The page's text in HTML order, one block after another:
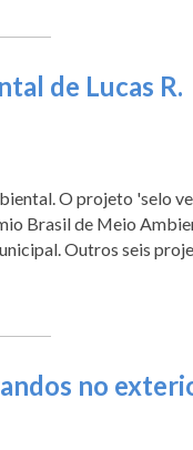
de Lucas R.
O projeto 'selo
Brasil de Meio
Outros seis
no